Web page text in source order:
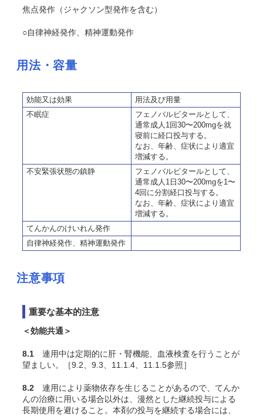
焦点発作（ジャクソン型発作を含む）
○自律神経発作、精神運動発作
用法・容量
効能又は効果
用法及び用量
不眠症
フェノバルビタールとして、
通常成人1回30〜200mgを就
寝前に経口投与する。
なお、年齢、症状により適宜
増減する。
不安緊張状態の鎮静
フェノバルビタールとして、
通常成人1日30〜200mgを1〜
4回に分割経口投与する。
なお、年齢、症状により適宜
増減する。
てんかんのけいれん発作
自律神経発作、精神運動発作
注意事項
重要な基本的注意
＜効能共通＞
8.1 連用中は定期的に肝・腎機能、血液検査を行うことが
望ましい。［9.2、9.3、11.1.4、11.1.5参照］
8.2 連用により薬物依存を生じることがあるので、てんか
んの治療に用いる場合以外は、漫然とした継続投与による
長期使用を避けること。本剤の投与を継続する場合には、